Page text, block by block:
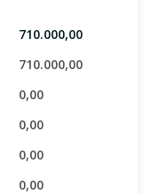
710.000,00
710.000,00
0,00
0,00
0,00
0,00